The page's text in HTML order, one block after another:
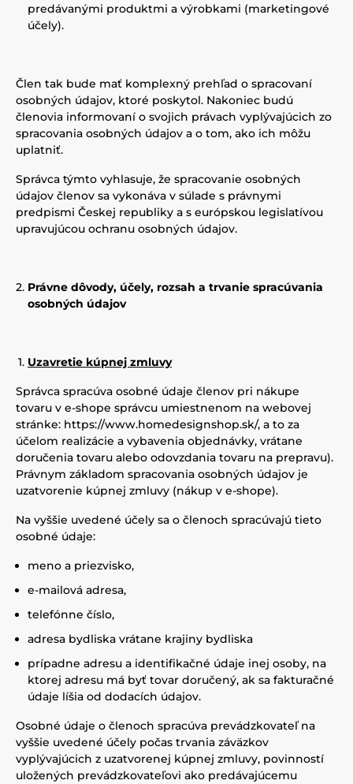
predávanými produktmi a výrobkami (marketingové
účely).
Člen tak bude mať komplexný prehľad o spracovaní
osobných údajov, ktoré poskytol. Nakoniec budú
členovia informovaní o svojich právach vyplývajúcich zo
spracovania osobných údajov a o tom, ako ich môžu
uplatniť.
Správca týmto vyhlasuje, že spracovanie osobných
údajov členov sa vykonáva v súlade s právnymi
predpismi Českej republiky a s európskou legislatívou
upravujúcou ochranu osobných údajov.
Právne dôvody, účely, rozsah a trvanie spracúvania
osobných údajov
Uzavretie kúpnej zmluvy
Správca spracúva osobné údaje členov pri nákupe
tovaru v e-shope správcu umiestnenom na webovej
stránke: https://www.homedesignshop.sk/, a to za
účelom realizácie a vybavenia objednávky, vrátane
doručenia tovaru alebo odovzdania tovaru na prepravu).
Právnym základom spracovania osobných údajov je
uzatvorenie kúpnej zmluvy (nákup v e-shope).
Na vyššie uvedené účely sa o členoch spracúvajú tieto
osobné údaje:
meno a priezvisko,
e-mailová adresa,
telefónne číslo,
adresa bydliska vrátane krajiny bydliska
prípadne adresu a identifikačné údaje inej osoby, na
ktorej adresu má byť tovar doručený, ak sa fakturačné
údaje líšia od dodacích údajov.
Osobné údaje o členoch spracúva prevádzkovateľ na
vyššie uvedené účely počas trvania záväzkov
vyplývajúcich z uzatvorenej kúpnej zmluvy, povinností
uložených prevádzkovateľovi ako predávajúcemu